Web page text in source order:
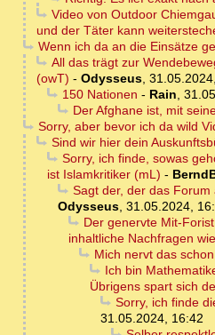
Video von Outdoor
und der Täter kann
Wenn ich da an die Einsätze
All das trägt zur
(owT) - Odysseus,
150 Nationen - Rain,
Der Afghane ist, mit
Sorry, aber bevor ich da wild
Sind wir hier dein
Sorry, ich finde, sowas
ist Islamkritiker (mL) -
Sagt der, der das
Odysseus, 31.05.2024,
Der genervte Mit-
inhaltliche Nachfragen
Mich nervt das
Ich bin
Übrigens spart sich
Sorry, ich finde
31.05.2024, 16:42